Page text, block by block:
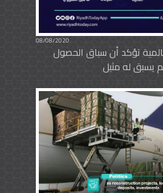
08/08/2020
تؤكد أن سباق الحصول
يسبق له مثيل